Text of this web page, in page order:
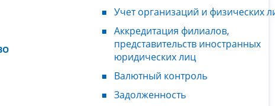
Учет организаций и физических
Аккредитация филиалов,
представительств иностранных
юридических лиц
Валютный контроль
Задолженность